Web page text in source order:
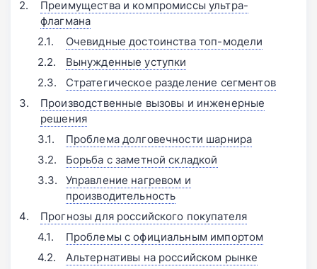
Преимущества и компромиссы ультра-
флагмана
Очевидные достоинства топ-модели
Вынужденные уступки
Стратегическое разделение сегментов
Производственные вызовы и инженерные
решения
Проблема долговечности шарнира
Борьба с заметной складкой
Управление нагревом и
производительность
Прогнозы для российского покупателя
Проблемы с официальным импортом
Альтернативы на российском рынке